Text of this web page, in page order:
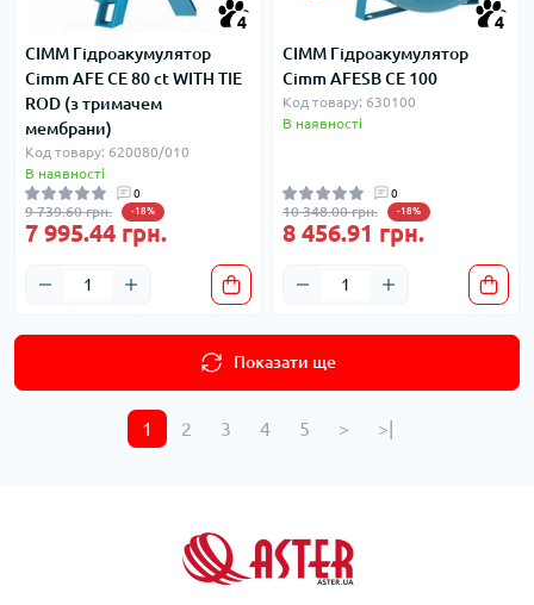
4
CIMM Гідроакумулятор
Cimm AFE CE 80 ct WITH TIE
ROD (з тримачем
мембрани)
Код товару: 620080/010
В наявності
0
9 739.60 грн. -18%
7 995.44 грн.
4
CIMM Гідроакумулятор
Cimm AFESB CE 100
Код товару: 630100
В наявності
0
10 348.00 грн. -18%
8 456.91 грн.
Показати ще
1 2 3 4 5 > >|